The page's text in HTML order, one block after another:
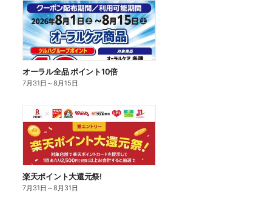
オーラル全品 ポイント10倍
7月31日 ～8月15日
楽天ポイント大還元祭!
7月31日 ～8月31日